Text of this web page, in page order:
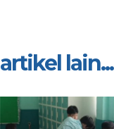
artikel lain...